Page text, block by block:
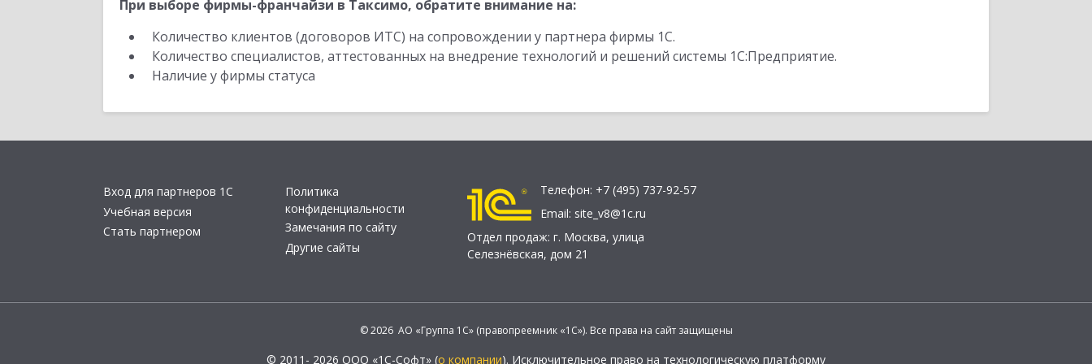
При выборе фирмы-франчайзи в Таксимо, обратите внимание на:
Количество клиентов (договоров ИТС) на сопровождении у партнера фирмы 1С.
Количество специалистов, аттестованных на внедрение технологий и решений системы 1С:Предприятие.
Наличие у фирмы статуса
Вход для партнеров 1С
Учебная версия
Стать партнером
Политика
конфиденциальности
Замечания по сайту
Другие сайты
Телефон: +7 (495) 737-92-57
Email: site_v8@1c.ru
Отдел продаж: г. Москва, улица
Селезнёвская, дом 21
© 2026 АО «Группа 1С» (правопреемник «1С»). Все права на сайт защищены
© 2011- 2026 ООО «1С-Софт» (о компании). Исключительное право на технологическую платформу